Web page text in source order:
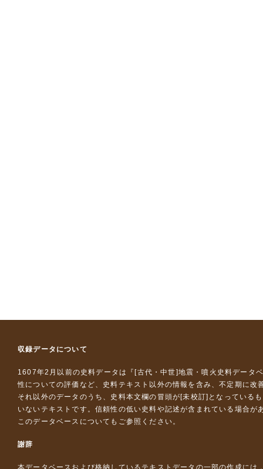
収録データについて
1607年2月以前の史料データは『 [古代・中世]地震・噴火史料データ
性についての評価など、史料テキスト以外の情報を含み、不定期に改
それ以外のデータのうち、史料本文欄の冒頭が[未校訂]となっている
いないテキストです。信頼性の低い史料や記述が含まれている場合が
このデータベースについて もご参照ください。
謝辞
本データベースおよび格納しているテキストデータの一部の作成には